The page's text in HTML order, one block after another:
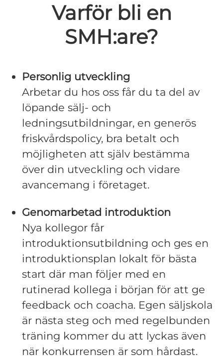
Varför bli en
SMH:are?
Personlig utveckling
Arbetar du hos oss får du ta del av
löpande sälj- och
ledningsutbildningar, en generös
friskvårdspolicy, bra betalt och
möjligheten att själv bestämma
över din utveckling och vidare
avancemang i företaget.
Genomarbetad introduktion
Nya kollegor får
introduktionsutbildning och ges en
introduktionsplan lokalt för bästa
start där man följer med en
rutinerad kollega i början för att ge
feedback och coacha. Egen säljskola
är nästa steg och med regelbunden
träning kommer du att lyckas även
när konkurrensen är som hårdast.